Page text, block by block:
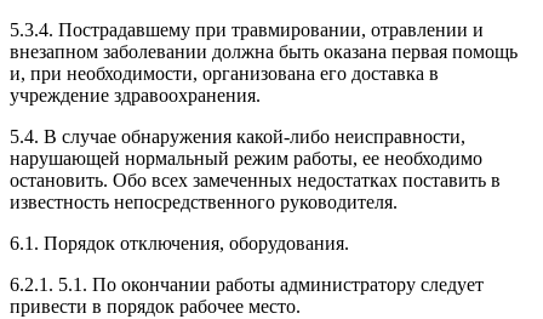
5.3.4. Пострадавшему при травмировании, отравлении и
внезапном заболевании должна быть оказана первая помощь
и, при необходимости, организована его доставка в
учреждение здравоохранения.
5.4. В случае обнаружения какой-либо неисправности,
нарушающей нормальный режим работы, ее необходимо
остановить. Обо всех замеченных недостатках поставить в
известность непосредственного руководителя.
6.1. Порядок отключения, оборудования.
6.2.1. 5.1. По окончании работы администратору следует
привести в порядок рабочее место.